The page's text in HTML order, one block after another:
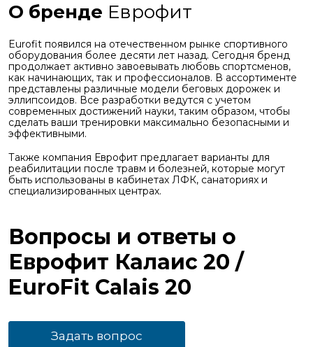
О бренде Еврофит
Eurofit появился на отечественном рынке спортивного
оборудования более десяти лет назад. Сегодня бренд
продолжает активно завоевывать любовь спортсменов,
как начинающих, так и профессионалов. В ассортименте
представлены различные модели беговых дорожек и
эллипсоидов. Все разработки ведутся с учетом
современных достижений науки, таким образом, чтобы
сделать ваши тренировки максимально безопасными и
эффективными.
Также компания Еврофит предлагает варианты для
реабилитации после травм и болезней, которые могут
быть использованы в кабинетах ЛФК, санаториях и
специализированных центрах.
Вопросы и ответы о
Еврофит Калаис 20 /
EuroFit Сalais 20
Задать вопрос